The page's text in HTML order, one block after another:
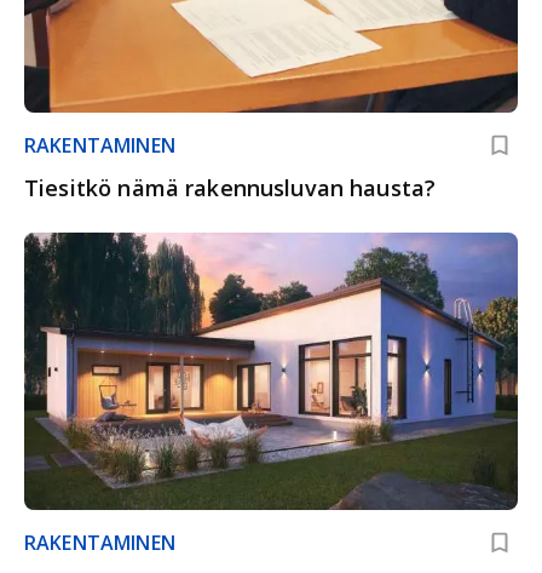
RAKENTAMINEN
Tiesitkö nämä rakennusluvan hausta?
RAKENTAMINEN